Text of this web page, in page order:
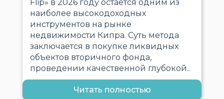
Flip» в 2026 году остается одним из
наиболее высокодоходных
инструментов на рынке
недвижимости Кипра. Суть метода
заключается в покупке ликвидных
объектов вторичного фонда,
проведении качественной глубокой..
Читать полностью